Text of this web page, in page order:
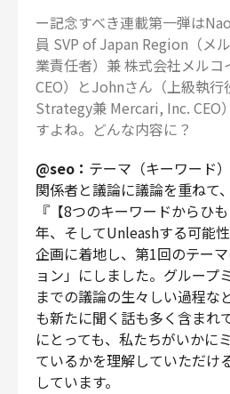
ー記念すべき連載第一弾は
員 SVP of Japan Region（メ
業責任者）兼 株式会社メルコ
CEO）とJohnさん（上級執
Strategy兼 Mercari, Inc. CEO
すよね。どんな内容に？
@seo： テーマ（キーワード
関係者と議論に議論を重ねて
『【8つのキーワードからひ
年、そしてUnleashする可能
企画に着地し、第1回のテー
ョン」にしました。グループ
までの議論の生々しい過程な
も新たに聞く話も多く含まれ
にとっても、私たちがいかに
ているかを理解していただけ
しています。